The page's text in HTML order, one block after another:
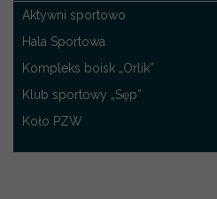
Aktywni sportowo
Hala Sportowa
Kompleks boisk „Orlik”
Klub sportowy „Sęp”
Koło PZW